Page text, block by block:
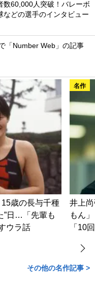
数60,000人突破！バレーボ
などの選手のインタビュー
「Number Web」の記事
15歳の長与千種
”日…「先輩も
ウラ話
名作
井上
もん
「10
その他の名作記事 >